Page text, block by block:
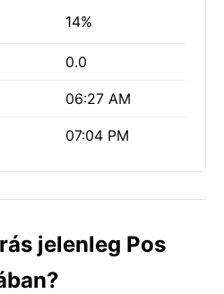
14%
0.0
06:27 AM
07:04 PM
jelenleg Pos